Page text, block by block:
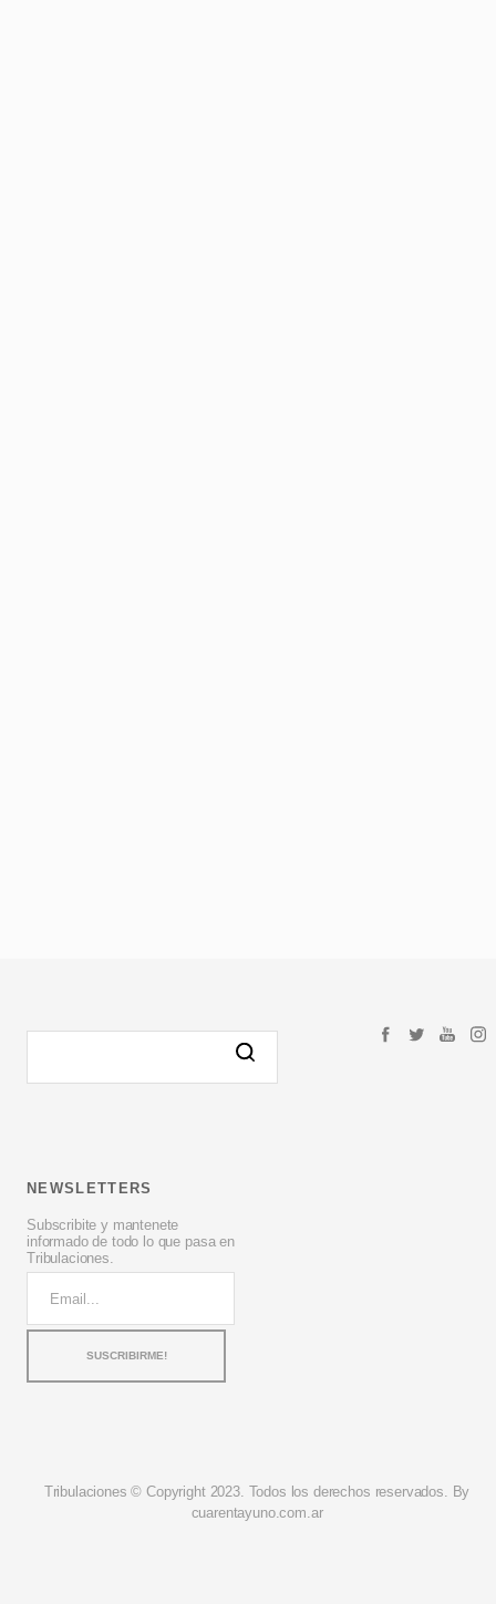
NEWSLETTERS
Subscribite y mantenete
informado de todo lo que pasa en
Tribulaciones.
Tribulaciones © Copyright 2023. Todos los derechos reservados. By
cuarentayuno.com.ar